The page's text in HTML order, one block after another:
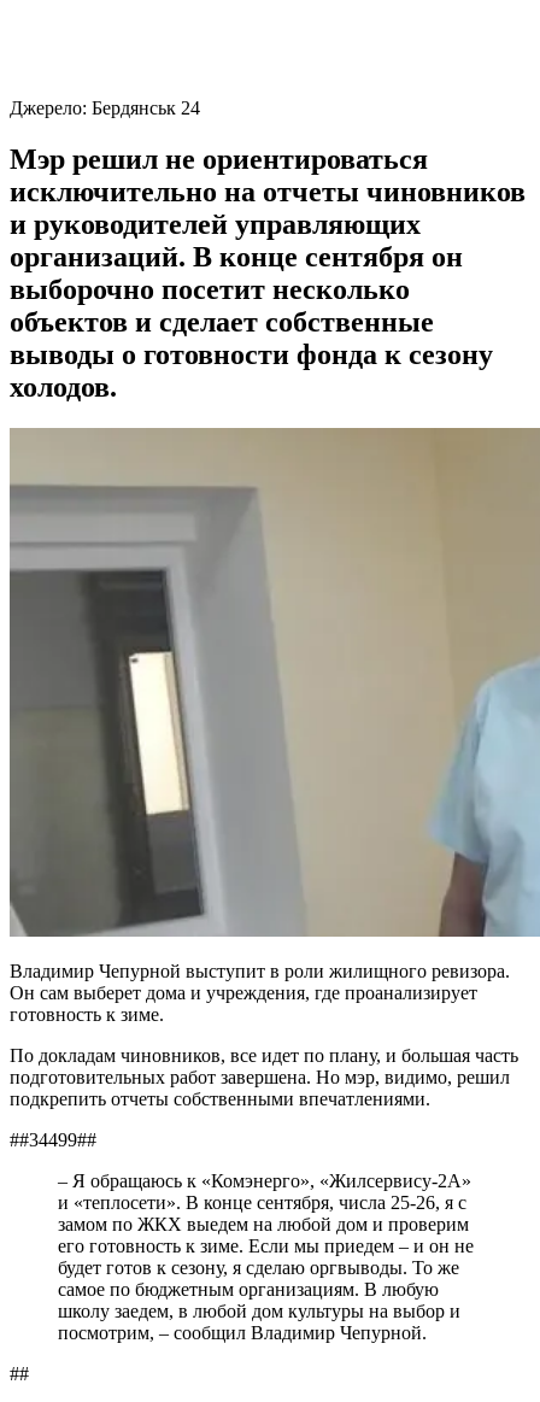
Джерело: Бердянськ 24
Мэр решил не ориентироваться
исключительно на отчеты чиновников
и руководителей управляющих
организаций. В конце сентября он
выборочно посетит несколько
объектов и сделает собственные
выводы о готовности фонда к сезону
холодов.
Владимир Чепурной выступит в роли жилищного ревизора.
Он сам выберет дома и учреждения, где проанализирует
готовность к зиме.
По докладам чиновников, все идет по плану, и большая часть
подготовительных работ завершена. Но мэр, видимо, решил
подкрепить отчеты собственными впечатлениями.
##34499##
– Я обращаюсь к «Комэнерго», «Жилсервису-2А»
и «теплосети». В конце сентября, числа 25-26, я с
замом по ЖКХ выедем на любой дом и проверим
его готовность к зиме. Если мы приедем – и он не
будет готов к сезону, я сделаю оргвыводы. То же
самое по бюджетным организациям. В любую
школу заедем, в любой дом культуры на выбор и
посмотрим, – сообщил Владимир Чепурной.
##